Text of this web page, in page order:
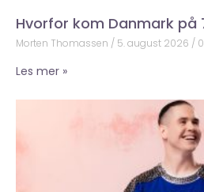
Hvorfor kom Danmark på
Morten Thomassen 5. august 2026
Les mer »